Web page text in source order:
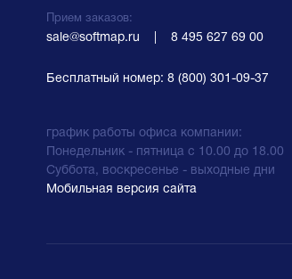
Прием заказов:
sale@softmap.ru 8 495 627 69 00
Бесплатный номер: 8 (800) 301-09-37
график работы офиса компании:
Понедельник - пятница с 10.00 до 18.00
Суббота, воскресенье - выходные дни
Мобильная версия сайта